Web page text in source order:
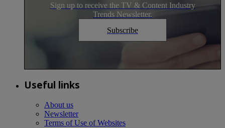
Sign up to receive the TV & Content Industry
Trends Newsletter.
Subscribe
Useful links
About us
Newsletter
Terms of Use of Websites